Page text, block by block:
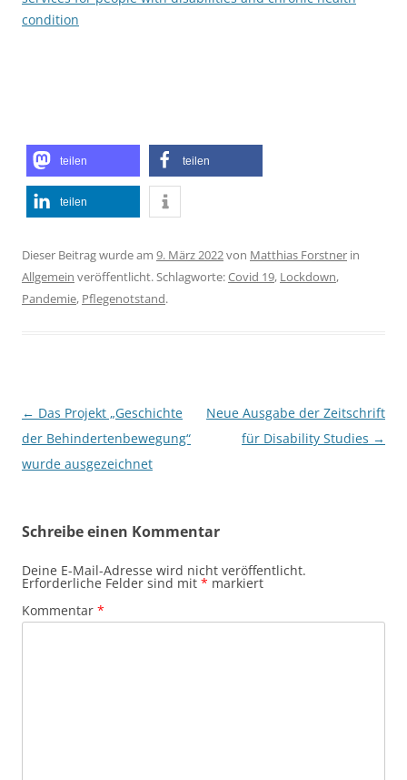
condition
teilen teilen
teilen
Dieser Beitrag wurde am 9. März 2022von Matthias Forstner in
Allgemein veröffentlicht. Schlagworte:Covid 19, Lockdown,
Pandemie, Pflegenotstand.
Beitragsnavigation
← Das Projekt „Geschichte
der Behindertenbewegung“
wurde ausgezeichnet
Neue Ausgabe der Zeitschrift
für Disability Studies →
Schreibe einen Kommentar
Deine E-Mail-Adresse wird nicht veröffentlicht.
Erforderliche Felder sind mit * markiert
Kommentar *